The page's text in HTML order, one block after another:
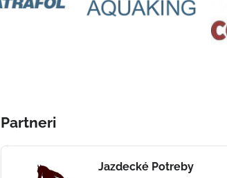
Partneri
Jazdecké Potreby